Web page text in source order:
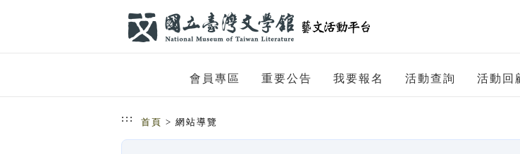
會員專區 重要公告 我要報名 活動查詢 活動回
::: 首頁 > 網站導覽